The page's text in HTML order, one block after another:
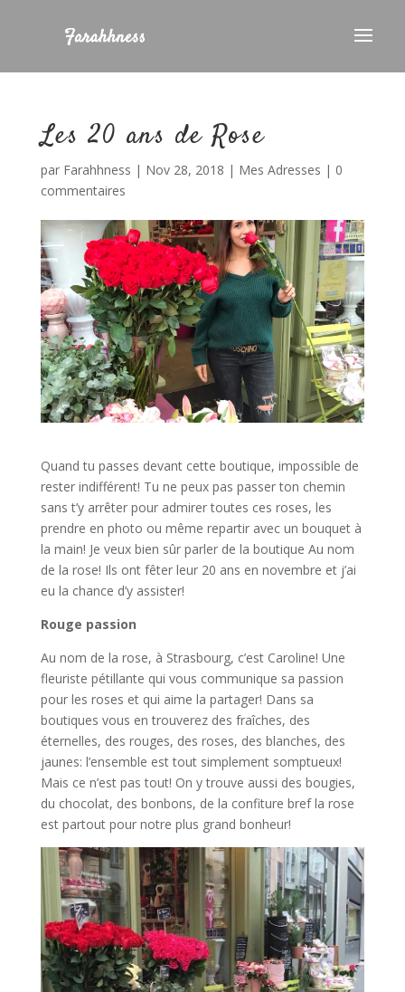
Les 20 ans de Rose
par Farahhness | Nov 28, 2018 | Mes Adresses | 0
commentaires
Quand tu passes devant cette boutique, impossible de
rester indifférent! Tu ne peux pas passer ton chemin
sans t’y arrêter pour admirer toutes ces roses, les
prendre en photo ou même repartir avec un bouquet à
la main! Je veux bien sûr parler de la boutique Au nom
de la rose! Ils ont fêter leur 20 ans en novembre et j’ai
eu la chance d’y assister!
Rouge passion
Au nom de la rose, à Strasbourg, c’est Caroline! Une
fleuriste pétillante qui vous communique sa passion
pour les roses et qui aime la partager! Dans sa
boutiques vous en trouverez des fraîches, des
éternelles, des rouges, des roses, des blanches, des
jaunes: l’ensemble est tout simplement somptueux!
Mais ce n’est pas tout! On y trouve aussi des bougies,
du chocolat, des bonbons, de la confiture bref la rose
est partout pour notre plus grand bonheur!